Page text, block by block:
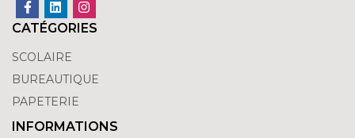
CATÉGORIES
SCOLAIRE
BUREAUTIQUE
PAPETERIE
INFORMATIONS